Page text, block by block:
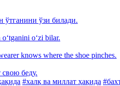
ўтганини ўзи билади.
o‘zi bilar.
knows where the shoe pinches.
беду.
#халқ ва миллат ҳақида